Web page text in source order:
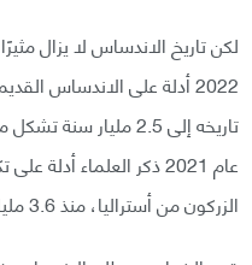
لكن تاريخ الاندساس لا يزال
2022 أدلة على الاندساس
تاريخه إلى 2.5
عام 2021 ذكر العلماء
الزركون من أستراليا، منذ 3.6 مليار سنة.